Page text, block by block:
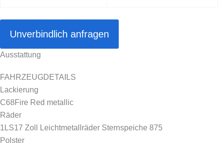
Unverbindlich anfragen
Ausstattung
FAHRZEUGDETAILS
Lackierung
C68 Fire Red metallic
Räder
1LS17 Zoll Leichtmetallräder Sternspeiche 875
Polster